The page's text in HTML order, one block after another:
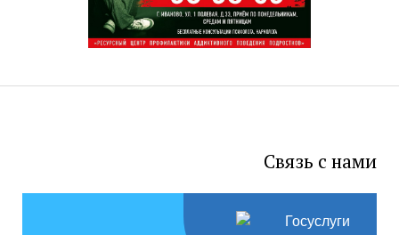
Связь с нами